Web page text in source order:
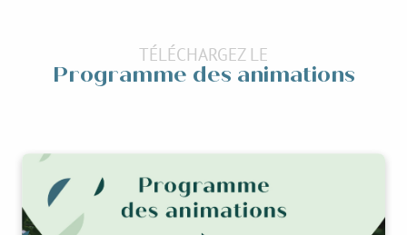
La nuit des étoiles 2026
Conférence : Uriage-les-Bains : du marais à la station
Concert au snack bar l'Ecureuil
Les ateliers de l'Epinette
"Belledonne, une histoire de Ski"
Cours de dessins, mangas et croquis avec Artymiss Créa
Exposition temporaire - Electrique ! Les Forges d'Allevard à
TÉLÉCHARGEZ LE
Programme des animations